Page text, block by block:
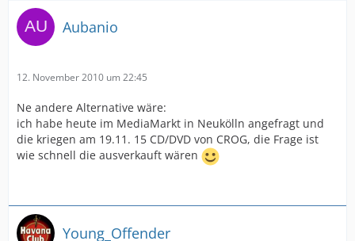
Aubanio
12. November 2010 um 22:45
Ne andere Alternative wäre:
ich habe heute im MediaMarkt in Neukölln angefragt und
die kriegen am 19.11. 15 CD/DVD von CROG, die Frage ist
wie schnell die ausverkauft wären
Young_Offender